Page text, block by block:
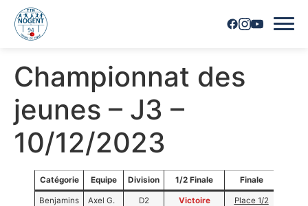
Accueil
Horaires
Inscriptions
Nous contacter
Championnat des
jeunes – J3 –
10/12/2023
Catégorie Equipe Division 1/2 Finale Finale
Benjamins
Axel G.
D2
Victoire
Place 1/2